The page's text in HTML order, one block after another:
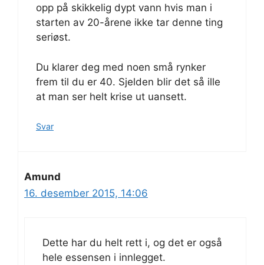
opp på skikkelig dypt vann hvis man i
starten av 20-årene ikke tar denne ting
seriøst.
Du klarer deg med noen små rynker
frem til du er 40. Sjelden blir det så ille
at man ser helt krise ut uansett.
Svar
Amund
16. desember 2015, 14:06
Dette har du helt rett i, og det er også
hele essensen i innlegget.